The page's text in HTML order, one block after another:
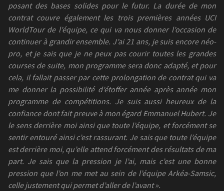
posant des bases solides pour le futur. La durée de mon
contrat couvre également les trois premières années UCI
WorldTour de l’équipe, ce qui va nous donner l’occasion de
continuer à grandir ensemble. J’ai 21 ans, je suis encore néo-
pro, et je sais que je ne peux pas courir toutes les grandes
courses de suite, mon programme sera donc adapté, et pour
cela, il fallait passer par cette prolongation de contrat qui va
me donner la possibilité d’étoffer année après année mon
programme de compétitions. Je suis aussi heureux de la
confiance dont fait preuve à mon égard Emmanuel Hubert. Je
le sens derrière moi ainsi que toute l’équipe, et forcément se
sentir entouré ainsi c’est rassurant. Je sais que toute l’équipe
est derrière moi, qu’elle attend forcément des résultats de ma
part. Je sais que la pression je l’ai, mais c’est une bonne
pression que l’on me met au sein de l’équipe Arkéa-Samsic,
celle justement qui permet d’aller de l’avant ».